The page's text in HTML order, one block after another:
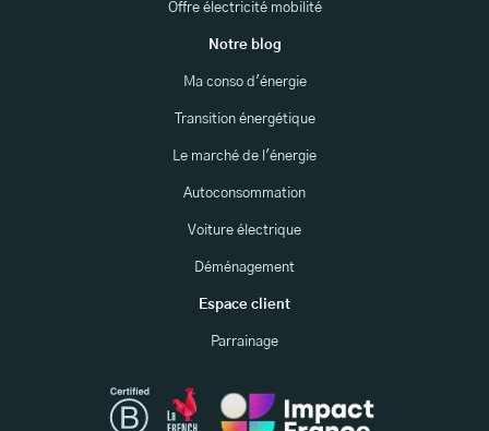
Offre électricité mobilité
Notre blog
Ma conso d'énergie
Transition énergétique
Le marché de l'énergie
Autoconsommation
Voiture électrique
Déménagement
Espace client
Parrainage